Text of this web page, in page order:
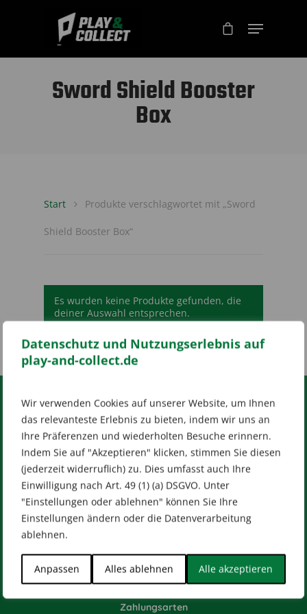
Datenschutz und Nutzungserlebnis auf
play-and-collect.de
Wir verwenden Cookies auf unserer Website, um Ihnen
das relevanteste Erlebnis zu bieten, indem wir uns an
Ihre Präferenzen und wiederholten Besuche erinnern.
Indem Sie auf "Akzeptieren" klicken, stimmen Sie diesen
(jederzeit widerruflich) zu. Dies umfasst auch Ihre
Einwilligung nach Art. 49 (1) (a) DSGVO. Unter
"Einstellungen oder ablehnen" können Sie Ihre
Einstellungen ändern oder die Datenverarbeitung
ablehnen.
Anpassen Alles ablehnen Alle akzeptieren
Sword Shield Booster
Box
Start Produkte verschlagwortet mit „Sword
Shield Booster Box“
Es wurden keine Produkte gefunden, die
deiner Auswahl entsprechen.
RECHTLICHES
Impressum AGB
Datenschutz
[wt_cli_manage_consent]
Designed byDilly
HILFE & KONTAKT
Zahlungsarten